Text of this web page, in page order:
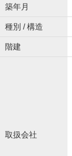
築年月
種別 / 構造
階建
取扱会社